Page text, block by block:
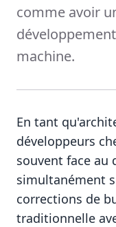
comme avoir
machine.
En tant
développeurs
souvent face au
simultanément
corrections de
traditionnelle